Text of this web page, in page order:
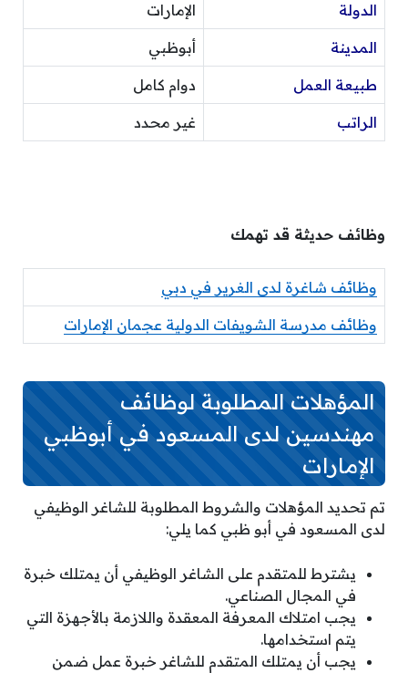
الدولة الإمارات
المدينة أبوظبي
طبيعة العمل دوام كامل
الراتب غير محدد
وظائف حديثة قد تهمك
وظائف شاغرة لدى الغرير في دبي
وظائف مدرسة الشويفات الدولية عجمان الإمارات
المؤهلات المطلوبة لوظائف
مهندسين لدى المسعود في أبوظبي
الإمارات
تم تحديد المؤهلات والشروط المطلوبة للشاغر الوظيفي
لدى المسعود في أبو ظبي كما يلي:
يشترط للمتقدم على الشاغر الوظيفي أن يمتلك خبرة
في المجال الصناعي.
يجب امتلاك المعرفة المعقدة واللازمة بالأجهزة التي
يتم استخدامها.
يجب أن يمتلك المتقدم للشاغر خبرة عمل ضمن